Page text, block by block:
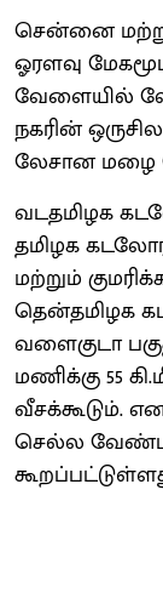
சென்னை
ஓரளவு
வேளையில்
நகரின்
லேசான மழை
வடதமிழக
தமிழக
மற்றும்
தென்தமிழக
வளைகுடா
மணிக்கு 55
வீசக்கூடும்.
செல்ல